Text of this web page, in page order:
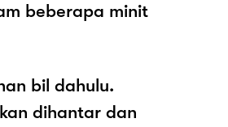
beberapa minit
bil dahulu.
dihantar dan